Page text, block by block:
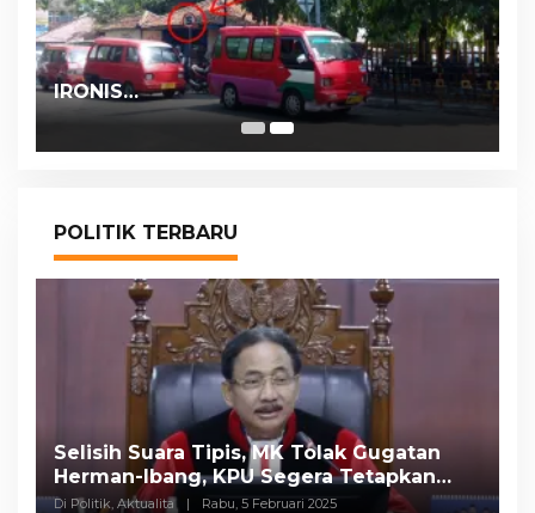
IRONIS…
POLITIK TERBARU
Selisih Suara Tipis, MK Tolak Gugatan
Herman-Ibang, KPU Segera Tetapkan
Wahyu-Ramzi
Di Politik, Aktualita | Rabu, 5 Februari 2025